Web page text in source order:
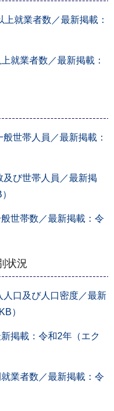
就業者数／最新掲載：
就業者数／最新掲載：
世帯人員／最新掲載：
び世帯人員／最新掲
世帯数／最新掲載：令
状況
口及び人口密度／最新
）
掲載：令和2年（エク
業者数／最新掲載：令